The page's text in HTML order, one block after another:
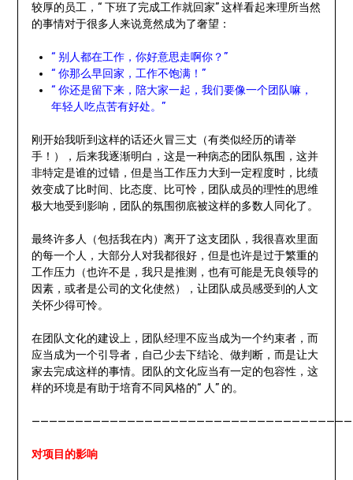
较厚的员工，“ 下班了完成工作就回家” 这样看起来理所当然
的事情对于很多人来说竟然成为了奢望：
“ 别人都在工作，你好意思走啊你？”
“ 你那么早回家，工作不饱满！”
“ 你还是留下来，陪大家一起，我们要像一个团队嘛，
年轻人吃点苦有好处。”
刚开始我听到这样的话还火冒三丈（有类似经历的请举
手！），后来我逐渐明白，这是一种病态的团队氛围，这并
非特定是谁的过错，但是当工作压力大到一定程度时，比绩
效变成了比时间、比态度、比可怜，团队成员的理性的思维
极大地受到影响，团队的氛围彻底被这样的多数人同化了。
最终许多人（包括我在内）离开了这支团队，我很喜欢里面
的每一个人，大部分人对我都很好，但是也许是过于繁重的
工作压力（也许不是，我只是推测，也有可能是无良领导的
因素，或者是公司的文化使然），让团队成员感受到的人文
关怀少得可怜。
在团队文化的建设上，团队经理不应当成为一个约束者，而
应当成为一个引导者，自己少去下结论、做判断，而是让大
家去完成这样的事情。团队的文化应当有一定的包容性，这
样的环境是有助于培育不同风格的“ 人” 的。
对项目的影响